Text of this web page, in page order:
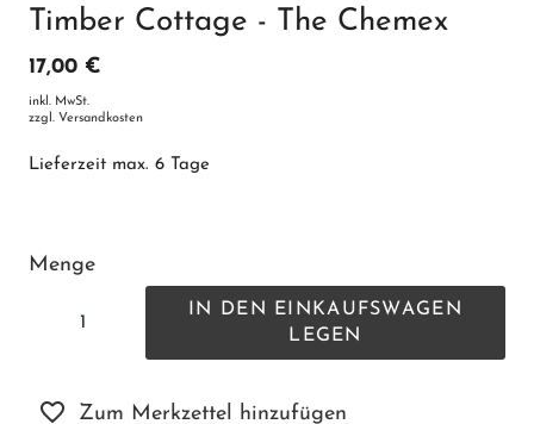
Timber Cottage - The Chemex
17,00 €
inkl. MwSt.
zzgl. Versandkosten
Lieferzeit max. 6 Tage
Menge
IN DEN EINKAUFSWAGEN
LEGEN
Zum Merkzettel hinzufügen